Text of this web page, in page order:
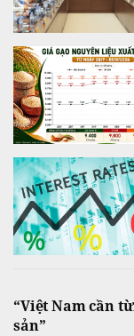
“Việt Nam cần
sản”